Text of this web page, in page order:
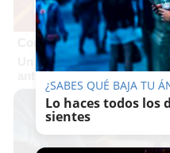
Corepunk MMORPG
Un verdadero MMORPG
antes, pero mejor!
¿SABES QUÉ BAJA TU
Lo haces todos los
sientes